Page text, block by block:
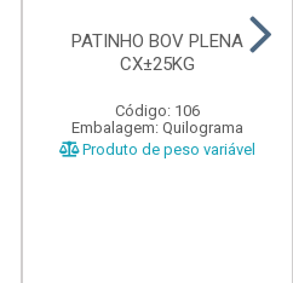
PATINHO BOV PLENA
CX±25KG
Código: 106
Embalagem: Quilograma
Produto de peso variável